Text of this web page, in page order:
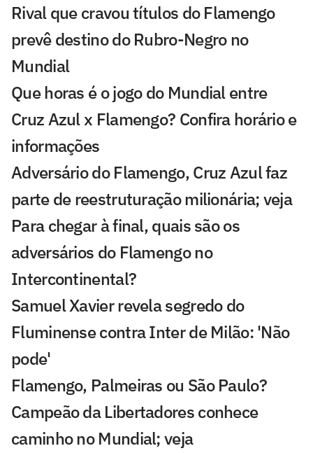
Rival que cravou títulos do Flamengo
prevê destino do Rubro-Negro no
Mundial
Que horas é o jogo do Mundial entre
Cruz Azul x Flamengo? Confira horário e
informações
Adversário do Flamengo, Cruz Azul faz
parte de reestruturação milionária; veja
Para chegar à final, quais são os
adversários do Flamengo no
Intercontinental?
Samuel Xavier revela segredo do
Fluminense contra Inter de Milão: 'Não
pode'
Flamengo, Palmeiras ou São Paulo?
Campeão da Libertadores conhece
caminho no Mundial; veja